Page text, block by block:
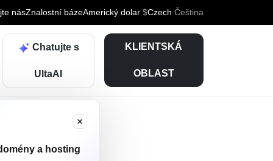
násZnalostní bázeAmerický dolar $Czech Čeština
Chatujte s
UltaAI
a hosting
KLIENTSKÁ
OBLAST